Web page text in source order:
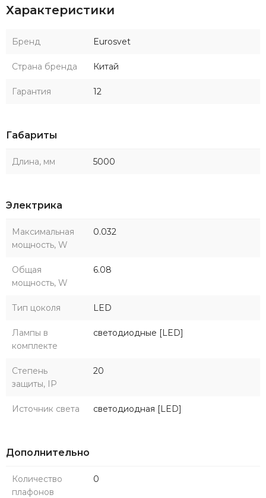
Характеристики
Бренд Eurosvet
Страна бренда Китай
Гарантия 12
Габариты
Длина, мм 5000
Электрика
Максимальная
мощность, W
0.032
Общая
мощность, W
6.08
Тип цоколя LED
Лампы в
комплекте
светодиодные [LED]
Степень
защиты, IP
20
Источник света светодиодная [LED]
Дополнительно
Количество
плафонов
0